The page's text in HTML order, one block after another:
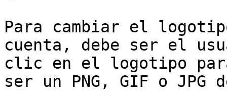
Para cambiar el
cuenta, debe ser el
clic en el logotipo
ser un PNG, GIF o JPG